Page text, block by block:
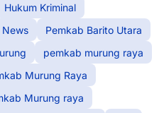
Hukum Kriminal
News
Pemkab Barito Utara
pemkab murung raya
Murung Raya
Murung raya